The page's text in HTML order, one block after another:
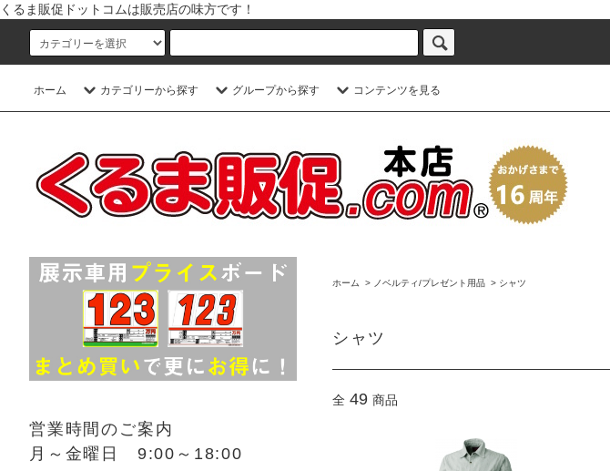
くるま販促ドットコムは販売店の味方です！
ホーム カテゴリーから探す グループから探す コンテンツを見る
ホーム > ノベルティ/プレゼント用品 > シャツ
シャツ
全 49 商品
営業時間のご案内
月～金曜日 9:00～18:00